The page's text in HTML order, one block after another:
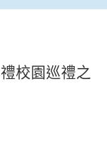
校園巡禮之